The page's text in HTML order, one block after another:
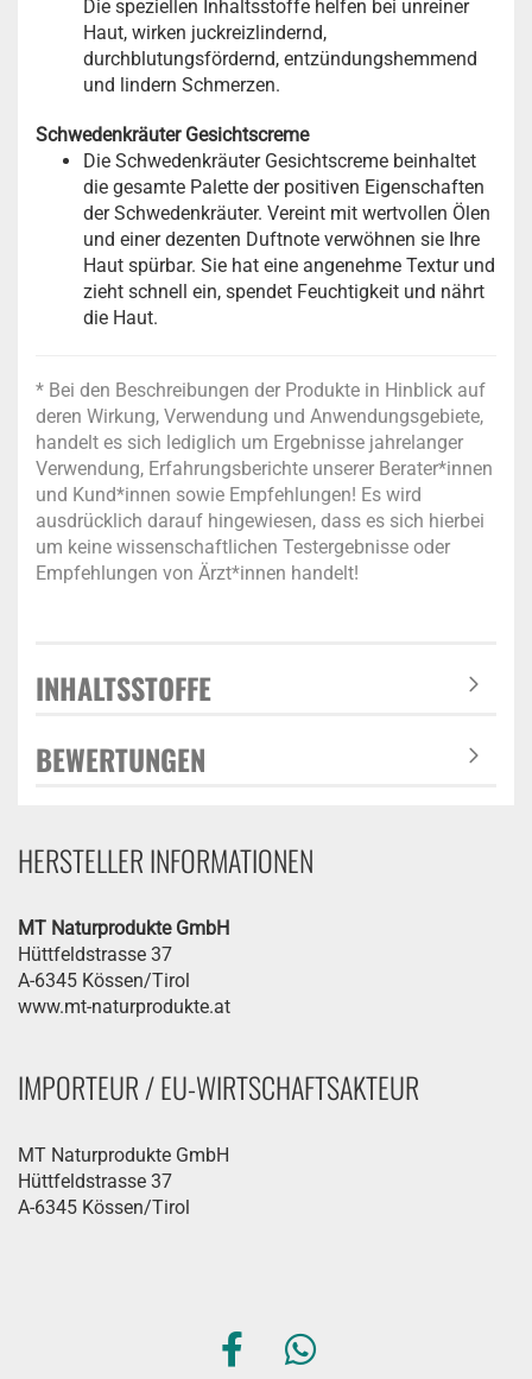
Die speziellen Inhaltsstoffe helfen bei unreiner
Haut, wirken juckreizlindernd,
durchblutungsfördernd, entzündungshemmend
und lindern Schmerzen.
Schwedenkräuter Gesichtscreme
Die Schwedenkräuter Gesichtscreme beinhaltet
die gesamte Palette der positiven Eigenschaften
der Schwedenkräuter. Vereint mit wertvollen Ölen
und einer dezenten Duftnote verwöhnen sie Ihre
Haut spürbar. Sie hat eine angenehme Textur und
zieht schnell ein, spendet Feuchtigkeit und nährt
die Haut.
* Bei den Beschreibungen der Produkte in Hinblick auf
deren Wirkung, Verwendung und Anwendungsgebiete,
handelt es sich lediglich um Ergebnisse jahrelanger
Verwendung, Erfahrungsberichte unserer Berater*innen
und Kund*innen sowie Empfehlungen! Es wird
ausdrücklich darauf hingewiesen, dass es sich hierbei
um keine wissenschaftlichen Testergebnisse oder
Empfehlungen von Ärzt*innen handelt!
INHALTSSTOFFE
BEWERTUNGEN
HERSTELLER INFORMATIONEN
MT Naturprodukte GmbH
Hüttfeldstrasse 37
A-6345 Kössen/Tirol
www.mt-naturprodukte.at
IMPORTEUR / EU-WIRTSCHAFTSAKTEUR
MT Naturprodukte GmbH
Hüttfeldstrasse 37
A-6345 Kössen/Tirol